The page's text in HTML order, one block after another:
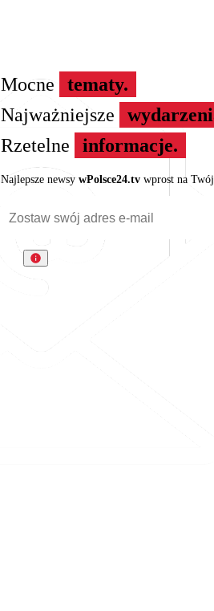
Mocne
tematy.
Najważniejsze
Rzetelne
informacje.
Najlepsze newsy wPolsce24.tvwprost na